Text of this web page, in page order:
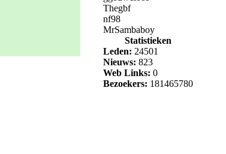
Thegbf
nf98
MrSambaboy
Statistieken
Leden: 24501
Nieuws: 823
Web Links: 0
Bezoekers: 181465780